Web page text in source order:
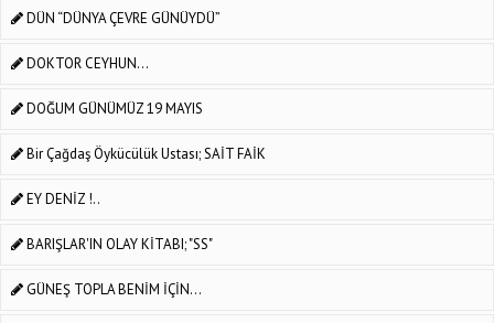
DÜN “DÜNYA ÇEVRE GÜNÜYDÜ”
DOKTOR CEYHUN…
DOĞUM GÜNÜMÜZ 19 MAYIS
Bir Çağdaş Öykücülük Ustası; SAİT FAİK
EY DENİZ !..
BARIŞLAR'IN OLAY KİTABI; "SS"
GÜNEŞ TOPLA BENİM İÇİN…